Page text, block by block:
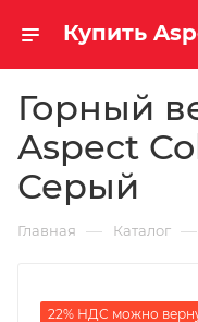
Горный
Aspect
Серый
Главная — Каталог —
22% НДС можно